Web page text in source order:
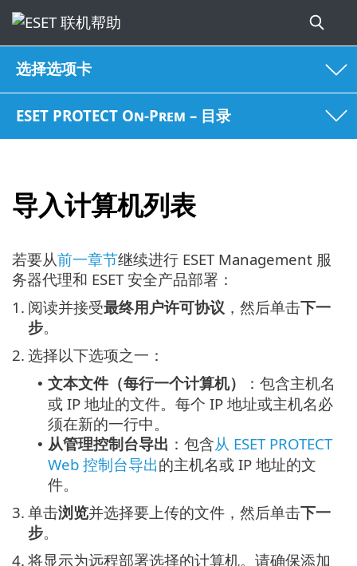
选择选项卡
ESET PROTECT On-Prem – 目录
导入计算机列表
若要从前一章节继续进行 ESET Management 服
务器代理和 ESET 安全产品部署：
1. 阅读并接受最终用户许可协议 ，然后单击下一
步。
2. 选择以下选项之一：
• 文本文件（每行一个计算机）
：包含主机名
或 IP 地址的文件。每个 IP 地址或主机名必
须在新的一行中。
• 从管理控制台导出 ：包含从 ESET PROTECT
Web 控制台导出的主机名或 IP 地址的文
件。
3. 单击浏览并选择要上传的文件，然后单击下一
步。
4. 将显示为远程部署选择的计算机。请确保添加